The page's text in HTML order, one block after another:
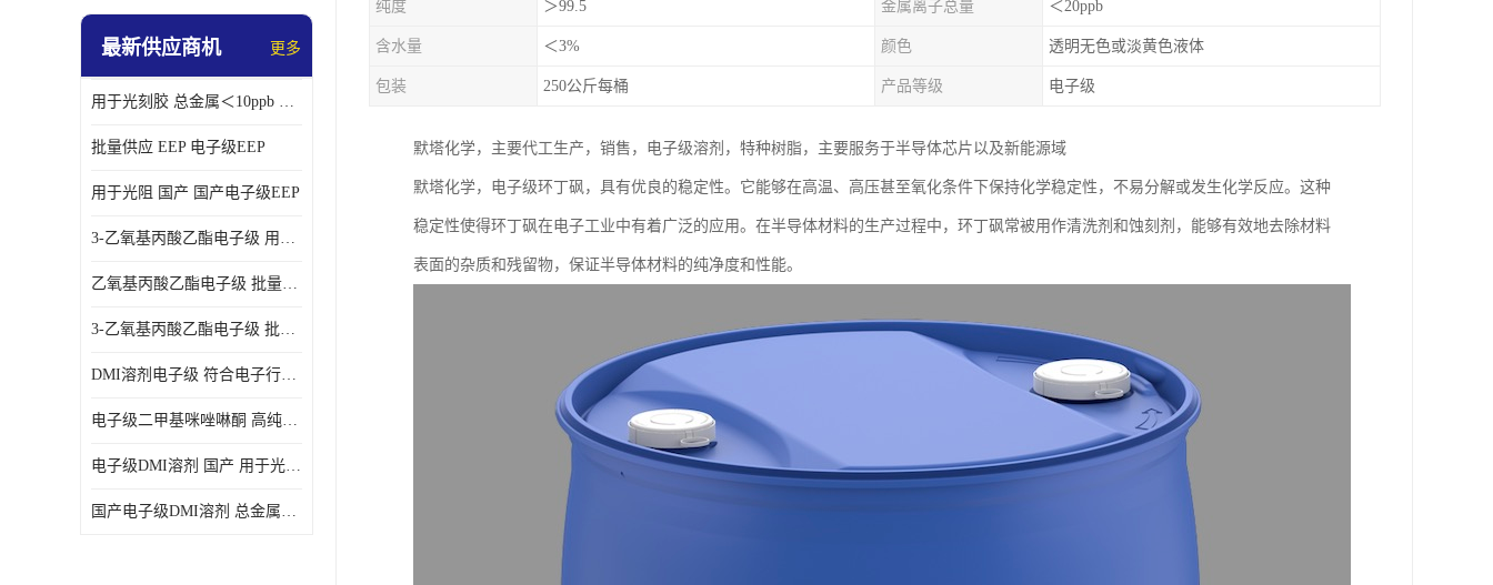
最新供应商机 更多
用于光刻胶 总金属＜10ppb 电子级EEP溶剂
批量供应 EEP 电子级EEP
用于光阻 国产 国产电子级EEP
3-乙氧基丙酸乙酯电子级 用于剥离液 国产
乙氧基丙酸乙酯电子级 批量供应 电子级
3-乙氧基丙酸乙酯电子级 批量供应
DMI溶剂电子级 符合电子行业要求
电子级二甲基咪唑啉酮 高纯度 用于光阻
电子级DMI溶剂 国产 用于光刻胶
国产电子级DMI溶剂 总金属小于20ppb 用于半导体清洗
纯度 ＞99.5 金属离子总量 ＜20ppb
含水量 ＜3% 颜色 透明无色或淡黄色液体
包装 250公斤每桶 产品等级 电子级
默塔化学，主要代工生产，销售，电子级溶剂，特种树脂，主要服务于半导体芯片以及新能源域
默塔化学，电子级环丁砜，具有优良的稳定性。它能够在高温、高压甚至氧化条件下保持化学稳定性，不易分解或发生化学反应。这种
稳定性使得环丁砜在电子工业中有着广泛的应用。在半导体材料的生产过程中，环丁砜常被用作清洗剂和蚀刻剂，能够有效地去除材料
表面的杂质和残留物，保证半导体材料的纯净度和性能。